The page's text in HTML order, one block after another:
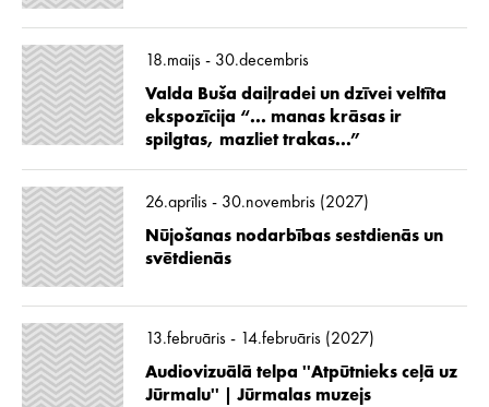
18.maijs - 30.decembris
Valda Buša daiļradei un dzīvei veltīta
ekspozīcija “... manas krāsas ir
spilgtas, mazliet trakas...”
26.aprīlis - 30.novembris (2027)
Nūjošanas nodarbības sestdienās un
svētdienās
13.februāris - 14.februāris (2027)
Audiovizuālā telpa ''Atpūtnieks ceļā uz
Jūrmalu'' | Jūrmalas muzejs